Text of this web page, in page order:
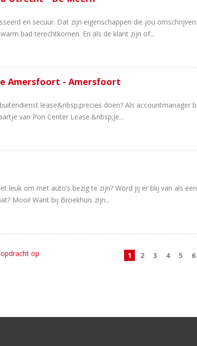
en secuur. Dat zijn eigenschappen die jou
bad terechtkomen. En als de klant zijn of...
Amersfoort - Amersfoort
lease&nbsp;precies doen? Als accountmanager
van Pon Center Lease.&nbsp;Je...
leuk om met auto’s bezig te zijn? Word jij er blij van als
Mooi! Want bij Broekhuis zijn...
1 2 3 4 5 6
op